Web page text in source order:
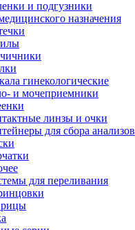
и подгузники
назначения
гинекологические
и мочеприемники
линзы и очки
для сбора анализов
для переливания